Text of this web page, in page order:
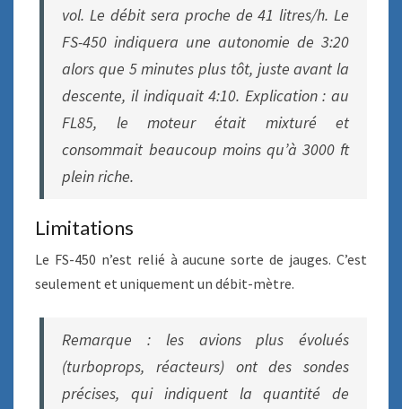
vol. Le débit sera proche de 41 litres/h. Le
FS-450 indiquera une autonomie de 3:20
alors que 5 minutes plus tôt, juste avant la
descente, il indiquait 4:10. Explication : au
FL85, le moteur était mixturé et
consommait beaucoup moins qu’à 3000 ft
plein riche.
Limitations
Le FS-450 n’est relié à aucune sorte de jauges. C’est
seulement et uniquement un débit-mètre.
Remarque : les avions plus évolués
(turboprops, réacteurs) ont des sondes
précises, qui indiquent la quantité de